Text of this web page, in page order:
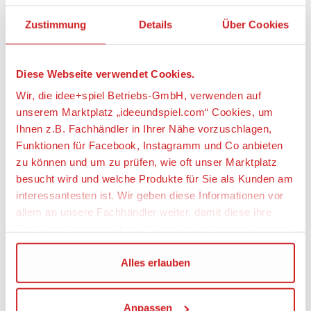
Zustimmung Details Über Cookies
Diese Webseite verwendet Cookies.
Wir, die idee+spiel Betriebs-GmbH, verwenden auf
unserem Marktplatz „ideeundspiel.com“ Cookies, um
Ihnen z.B. Fachhändler in Ihrer Nähe vorzuschlagen,
Funktionen für Facebook, Instagramm und Co anbieten
zu können und um zu prüfen, wie oft unser Marktplatz
besucht wird und welche Produkte für Sie als Kunden am
interessantesten ist. Wir geben diese Informationen vor
allem an unsere Fachhändler weiter, damit diese ihre
Wir verwenden den Google Tag Manager um weitere
Dienste einzubinden.
Alles erlauben
Anpassen
Artikeleigenschaften:
Ab 5 Jahre
Angaben zur Produktsicherheit:
Hersteller:
Depesche Vertrieb GmbH & CO. KG, Vierlander
Straße 14, 21502 Geesthacht, Deutschland,
https://www.depesche.com, info@depesche.com
Warnhinweise
Achtung! Nicht für Kinder unter 3 Jahren
geeignet, da Kleinteile verschluckt werden